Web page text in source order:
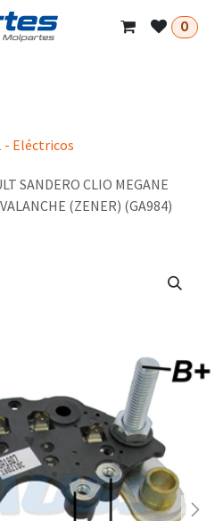
0
- Eléctricos
SANDERO CLIO MEGANE
(ZENER) (GA984)